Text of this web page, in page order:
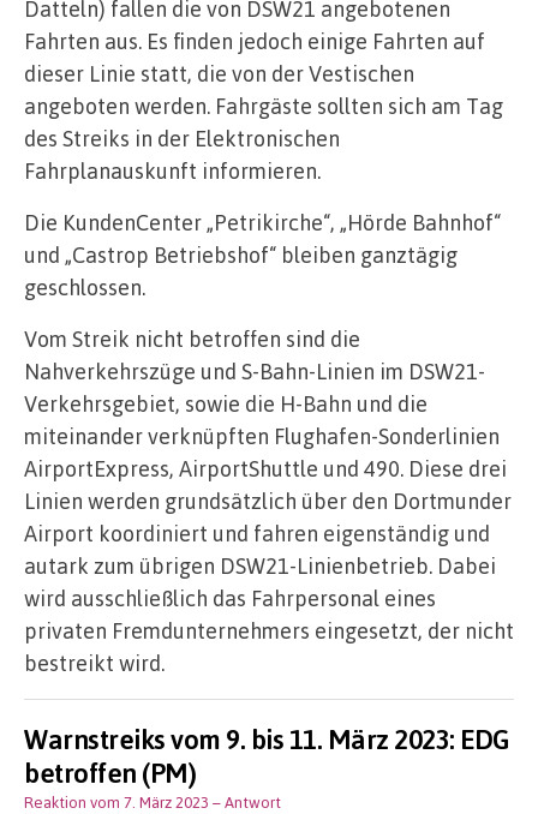
Datteln) fallen die von DSW21 angebotenen
Fahrten aus. Es finden jedoch einige Fahrten auf
dieser Linie statt, die von der Vestischen
angeboten werden. Fahrgäste sollten sich am Tag
des Streiks in der Elektronischen
Fahrplanauskunft informieren.
Die KundenCenter „Petrikirche“, „Hörde Bahnhof“
und „Castrop Betriebshof“ bleiben ganztägig
geschlossen.
Vom Streik nicht betroffen sind die
Nahverkehrszüge und S-Bahn-Linien im DSW21-
Verkehrsgebiet, sowie die H-Bahn und die
miteinander verknüpften Flughafen-Sonderlinien
AirportExpress, AirportShuttle und 490. Diese drei
Linien werden grundsätzlich über den Dortmunder
Airport koordiniert und fahren eigenständig und
autark zum übrigen DSW21-Linienbetrieb. Dabei
wird ausschließlich das Fahrpersonal eines
privaten Fremdunternehmers eingesetzt, der nicht
bestreikt wird.
Warnstreiks vom 9. bis 11. März 2023: EDG
betroffen (PM)
Reaktion vom 7. März 2023 – Antwort